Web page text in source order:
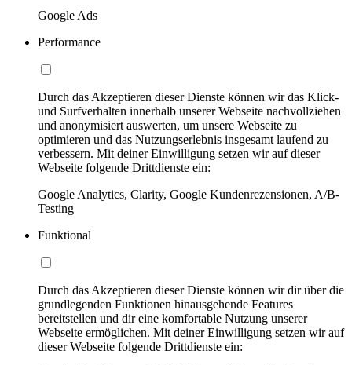
Google Ads
Performance
Durch das Akzeptieren dieser Dienste können wir das Klick-
und Surfverhalten innerhalb unserer Webseite nachvollziehen
und anonymisiert auswerten, um unsere Webseite zu
optimieren und das Nutzungserlebnis insgesamt laufend zu
verbessern. Mit deiner Einwilligung setzen wir auf dieser
Webseite folgende Drittdienste ein:
Google Analytics, Clarity, Google Kundenrezensionen, A/B-
Testing
Funktional
Durch das Akzeptieren dieser Dienste können wir dir über die
grundlegenden Funktionen hinausgehende Features
bereitstellen und dir eine komfortable Nutzung unserer
Webseite ermöglichen. Mit deiner Einwilligung setzen wir auf
dieser Webseite folgende Drittdienste ein: